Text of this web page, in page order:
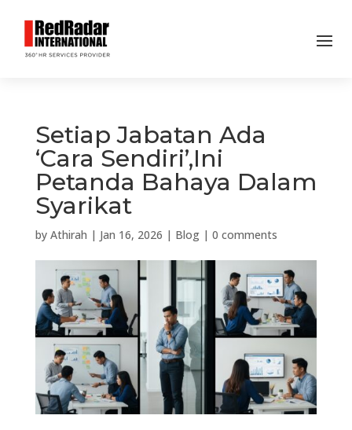
Setiap Jabatan Ada
‘Cara Sendiri’,Ini
Petanda Bahaya Dalam
Syarikat
by Athirah | Jan 16, 2026 | Blog| 0 comments